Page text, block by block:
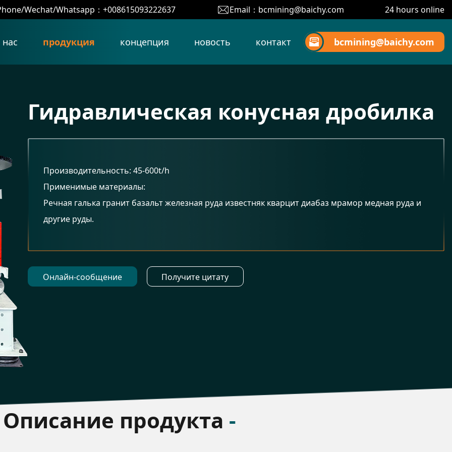
Wechat/Whatsapp：+008615093222637 Email： bcmining@baichy.com 24 hours online
продукция концепция новость контакт bcmining@baichy.com
Гидравлическая конусная дробилка
Производительность: 45-600t/h
Применимые материалы:
Речная галька гранит базальт железная руда известняк кварцит диабаз мрамор медная руда и
другие руды.
Онлайн-сообщение Получите цитату
продукта -